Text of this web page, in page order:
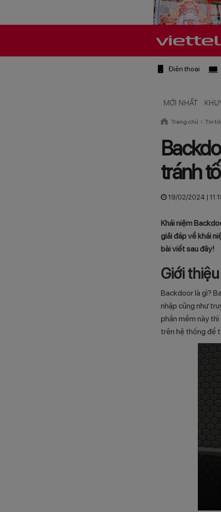
Điện thoại
MỚI NHẤT
Trang chủ Tin
tránh
19/02/2024 |
Khái niệm
giải đáp về khái
bài viết sau đây!
Giới
Backdoor là gì?
nhập cũng như
phần mềm này
trên hệ thống để